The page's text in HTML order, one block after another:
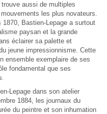
aussi de multiples
les plus novateurs.
1870, Bastien-Lepage a surtout
paysan et la grande
éclairer sa palette et
jeune impressionnisme. Cette
ensemble exemplaire de ses
fondamental que ses
Lepage dans son atelier
1884, les journaux du
du peintre et son inhumation